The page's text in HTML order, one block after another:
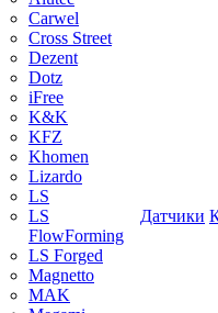
Carwel
Cross Street
Dezent
Dotz
iFree
K&K
KFZ
Khomen
Lizardo
LS
LS
FlowForming
LS Forged
Magnetto
MAK
Датчики